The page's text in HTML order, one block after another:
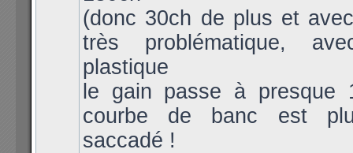
(donc 30ch de plus et
très problématique,
plastique
le gain passe à presque
courbe de banc est
saccadé !